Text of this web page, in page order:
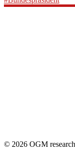
© 2026 OGM